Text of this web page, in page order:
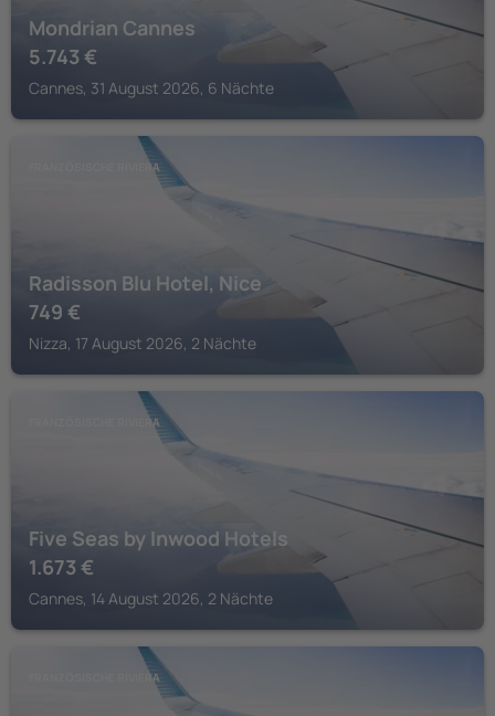
Mondrian Cannes
5.743 €
Cannes, 31 August 2026, 6 Nächte
FRANZÖSISCHE RIVIERA
Radisson Blu Hotel, Nice
749 €
Nizza, 17 August 2026, 2 Nächte
FRANZÖSISCHE RIVIERA
Five Seas by Inwood Hotels
1.673 €
Cannes, 14 August 2026, 2 Nächte
FRANZÖSISCHE RIVIERA